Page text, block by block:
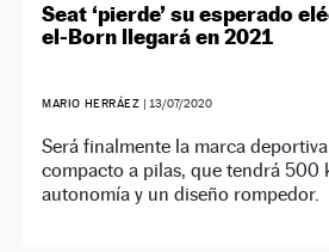
Seat ‘pierde’ su esperado
el-Born llegará en 2021
MARIO HERRÁEZ | 13/07/2020
Será finalmente la marca
compacto a pilas, que tendrá 500
autonomía y un diseño rompedor.